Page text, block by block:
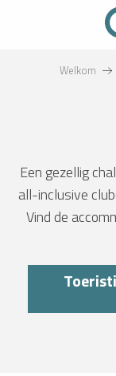
Welkom
Een gezellig
all-inclusive
Vind de